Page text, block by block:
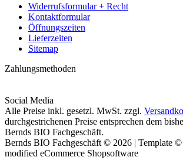
Widerrufsformular + Recht
Kontaktformular
Öffnungszeiten
Lieferzeiten
Sitemap
Zahlungsmethoden
Social Media
Alle Preise inkl. gesetzl. MwSt. zzgl.
durchgestrichenen Preise entsprechen dem
Bernds BIO Fachgeschäft.
Bernds BIO Fachgeschäft © 2026 | Template
modified eCommerce Shopsoftware